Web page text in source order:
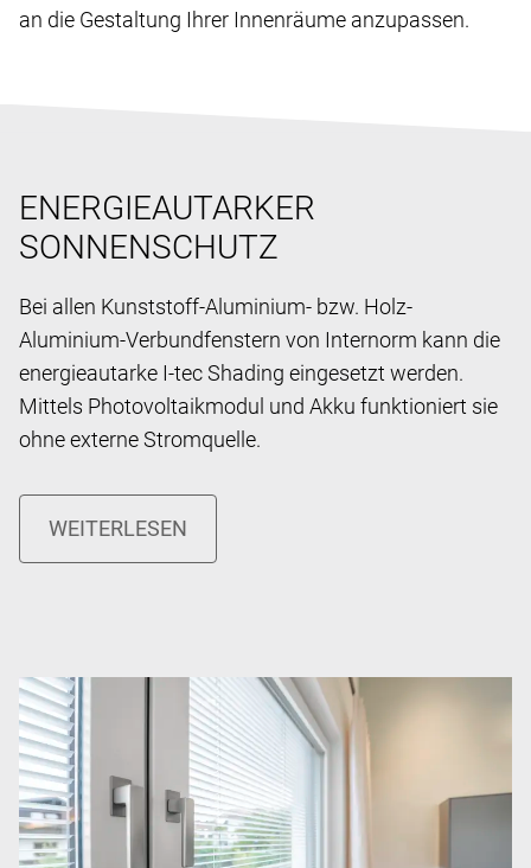
an die Gestaltung Ihrer Innenräume anzupassen.
ENERGIEAUTARKER
SONNENSCHUTZ
Bei allen Kunststoff-Aluminium- bzw. Holz-
Aluminium-Verbundfenstern von Internorm kann die
energieautarke I-tec Shading eingesetzt werden.
Mittels Photovoltaikmodul und Akku funktioniert sie
ohne externe Stromquelle.